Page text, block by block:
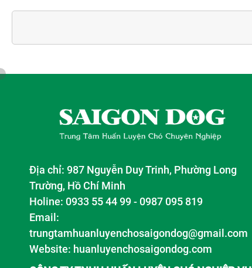
Địa chỉ: 987 Nguyễn Duy Trinh, Phường Long
Trường, Hồ Chí Minh
Holine: 0933 55 44 99 - 0987 095 819
Email:
trungtamhuanluyenchosaigondog@gmail.com
Website: huanluyenchosaigondog.com